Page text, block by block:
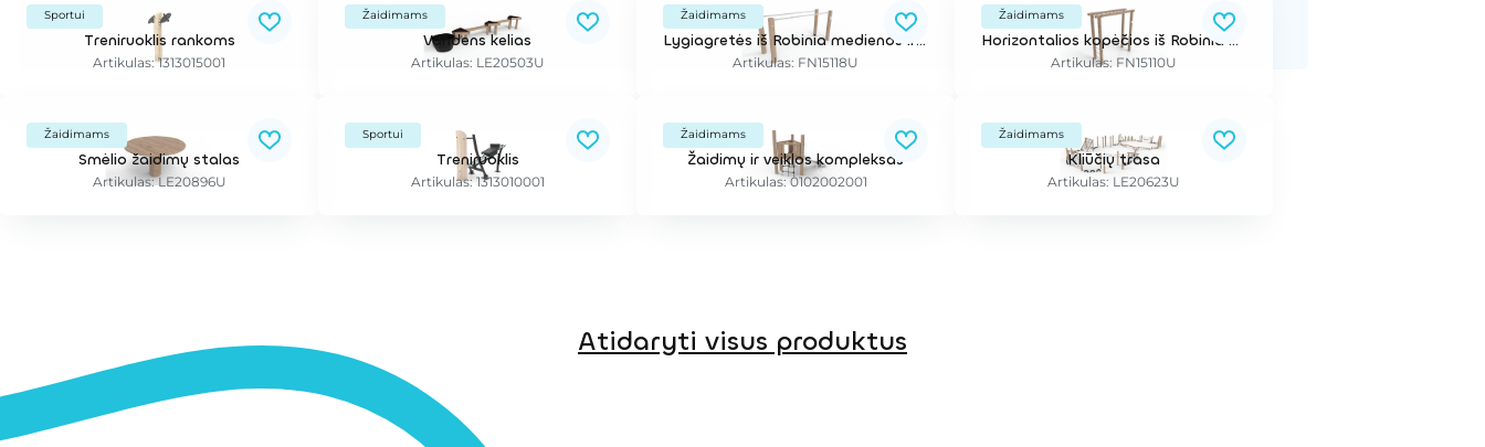
Sportui
Treniruoklis rankoms
Artikulas: 1313015001
Žaidimams
Vandens kelias
Artikulas: LE20503U
Žaidimams
Lygiagretės iš Robinia medienos ir metalo
Artikulas: FN15118U
Žaidimams
Horizontalios kopėčios iš Robinia medienos
Artikulas: FN15110U
Žaidimams
Smėlio žaidimų stalas
Artikulas: LE20896U
Sportui
Treniruoklis
Artikulas: 1313010001
Žaidimams
Žaidimų ir veiklos kompleksas
Artikulas: 0102002001
Žaidimams
Kliūčių trasa
Artikulas: LE20623U
Atidaryti visus produktus